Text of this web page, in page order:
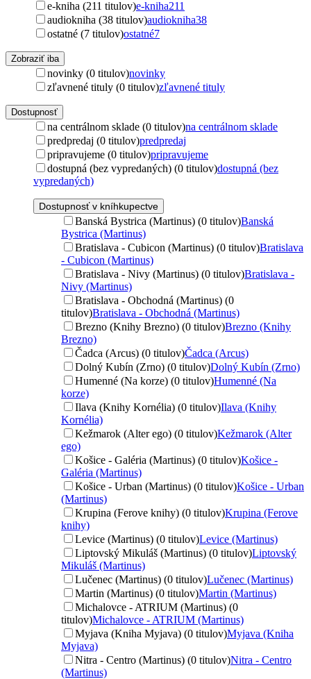
e-kniha (211 titulov)e-kniha211
audiokniha (38 titulov)audiokniha38
ostatné (7 titulov)ostatné7
Zobraziť iba
novinky (0 titulov)novinky
zľavnené tituly (0 titulov)zľavnené tituly
Dostupnosť
na centrálnom sklade (0 titulov)na centrálnom sklade
predpredaj (0 titulov)predpredaj
pripravujeme (0 titulov)pripravujeme
dostupná (bez vypredaných) (0 titulov)dostupná (bez
vypredaných)
Dostupnosť v kníhkupectve
Banská Bystrica (Martinus) (0 titulov)Banská
Bystrica (Martinus)
Bratislava - Cubicon (Martinus) (0 titulov)Bratislava
- Cubicon (Martinus)
Bratislava - Nivy (Martinus) (0 titulov)Bratislava -
Nivy (Martinus)
Bratislava - Obchodná (Martinus) (0
titulov)Bratislava - Obchodná (Martinus)
Brezno (Knihy Brezno) (0 titulov)Brezno (Knihy
Brezno)
Čadca (Arcus) (0 titulov)Čadca (Arcus)
Dolný Kubín (Zrno) (0 titulov)Dolný Kubín (Zrno)
Humenné (Na korze) (0 titulov)Humenné (Na
korze)
Ilava (Knihy Kornélia) (0 titulov)Ilava (Knihy
Kornélia)
Kežmarok (Alter ego) (0 titulov)Kežmarok (Alter
ego)
Košice - Galéria (Martinus) (0 titulov)Košice -
Galéria (Martinus)
Košice - Urban (Martinus) (0 titulov)Košice - Urban
(Martinus)
Krupina (Ferove knihy) (0 titulov)Krupina (Ferove
knihy)
Levice (Martinus) (0 titulov)Levice (Martinus)
Liptovský Mikuláš (Martinus) (0 titulov)Liptovský
Mikuláš (Martinus)
Lučenec (Martinus) (0 titulov)Lučenec (Martinus)
Martin (Martinus) (0 titulov)Martin (Martinus)
Michalovce - ATRIUM (Martinus) (0
titulov)Michalovce - ATRIUM (Martinus)
Myjava (Kniha Myjava) (0 titulov)Myjava (Kniha
Myjava)
Nitra - Centro (Martinus) (0 titulov)Nitra - Centro
(Martinus)